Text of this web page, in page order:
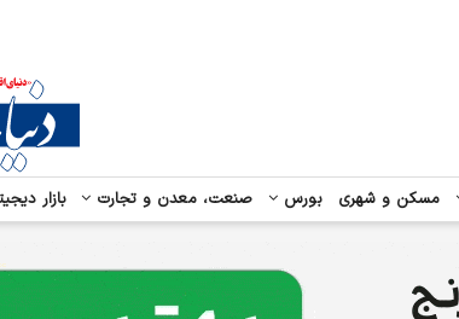
مسکن و شهری بورس صنعت، معدن و تجارت بازار